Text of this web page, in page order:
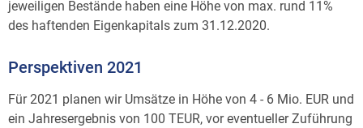
jeweiligen Bestände haben eine Höhe von max. rund 11%
des haftenden Eigenkapitals zum 31.12.2020.
Perspektiven 2021
Für 2021 planen wir Umsätze in Höhe von 4 - 6 Mio. EUR und
ein Jahresergebnis von 100 TEUR, vor eventueller Zuführung